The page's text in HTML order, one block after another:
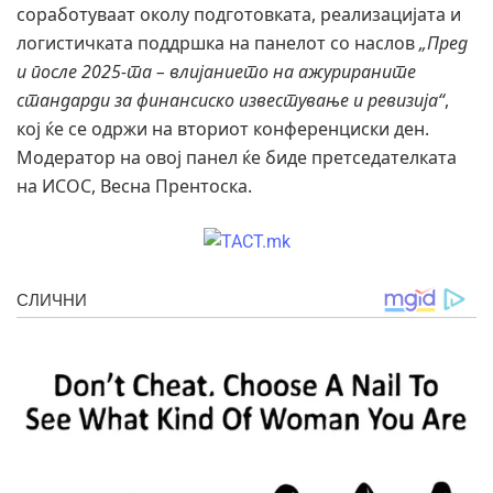
соработуваат околу подготовката, реализацијата и
логистичката поддршка на панелот со наслов„Пред
и после 2025-та – влијанието на ажурираните
стандарди за финансиско известување и ревизија“,
кој ќе се одржи на вториот конференциски ден.
Модератор на овој панел ќе биде претседателката
на ИСОС, Весна Прентоска.